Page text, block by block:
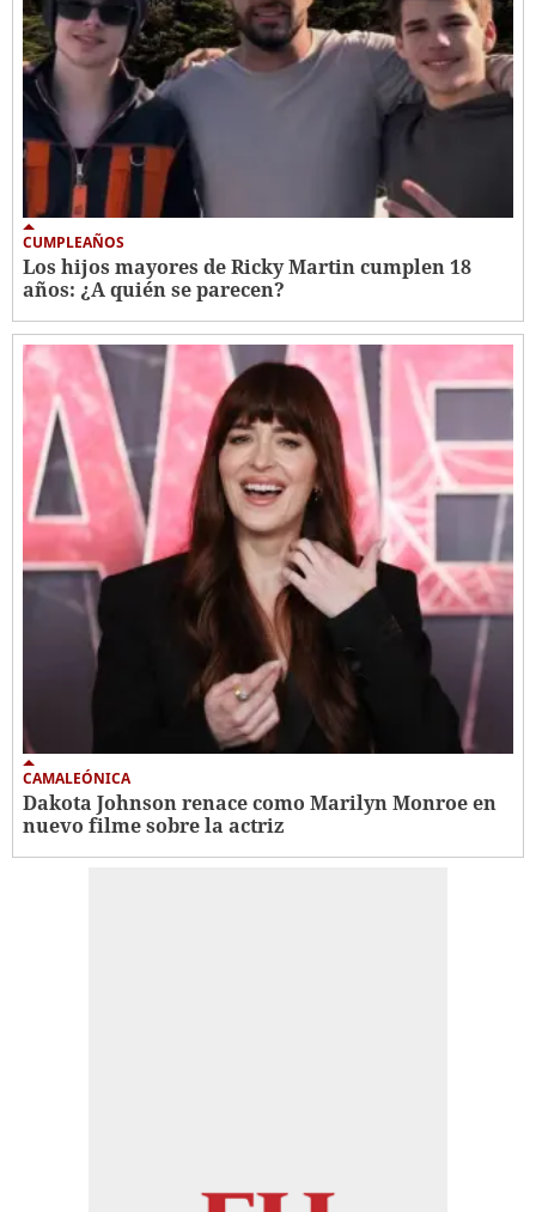
CUMPLEAÑOS
Los hijos mayores de Ricky Martin cumplen 18
años: ¿A quién se parecen?
CAMALEÓNICA
Dakota Johnson renace como Marilyn Monroe en
nuevo filme sobre la actriz